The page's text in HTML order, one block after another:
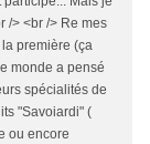
/> <br /> Re mes
première (ça
monde a pensé
spécialités de
"Savoiardi" (
ou encore